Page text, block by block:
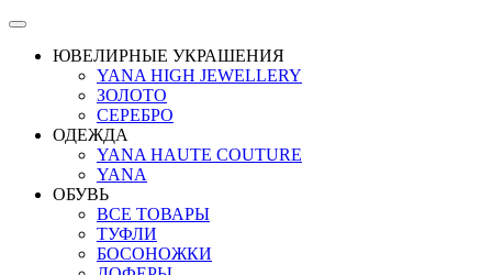
ЮВЕЛИРНЫЕ УКРАШЕНИЯ
YANA HIGH JEWELLERY
ЗОЛОТО
СЕРЕБРО
ОДЕЖДА
YANA HAUTE COUTURE
YANA
ОБУВЬ
ВСЕ ТОВАРЫ
ТУФЛИ
БОСОНОЖКИ